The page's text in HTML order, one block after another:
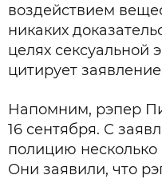
воздействием
никаких
целях сексуальной
цитирует
Напомним, рэпер
16 сентября. С
полицию
Они заявили, что